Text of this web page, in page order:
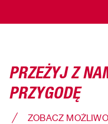
ZOBACZ
PRZEŻYJ Z
PRZYGODĘ